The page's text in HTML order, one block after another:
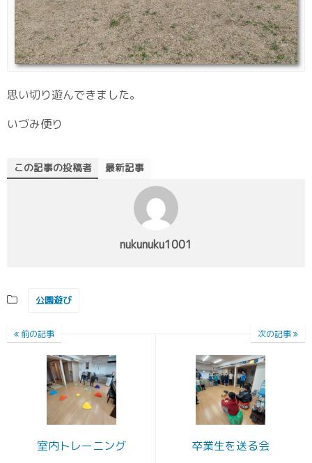
思い切り遊んできました。
いづみ便り
この記事の投稿者 最新記事
nukunuku1001
公園遊び
前の記事
室内トレーニング
次の記事
卒業生を送る会